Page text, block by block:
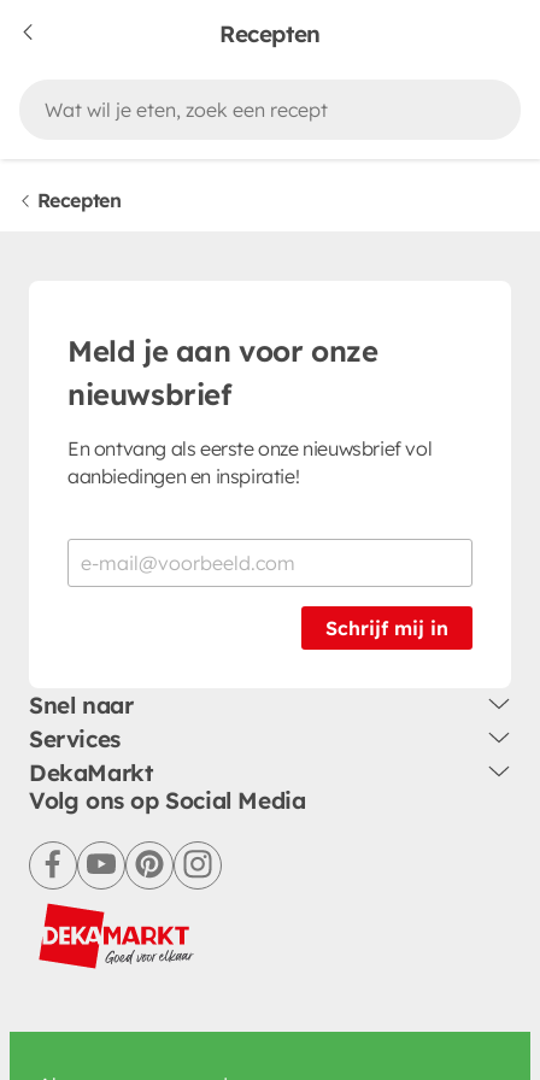
Recepten
Recepten
Meld je aan voor onze
nieuwsbrief
En ontvang als eerste onze nieuwsbrief vol
aanbiedingen en inspiratie!
Schrijf mij in
Snel naar
Services
DekaMarkt
Volg ons op Social Media
facebookyoutubepinterestinstagram